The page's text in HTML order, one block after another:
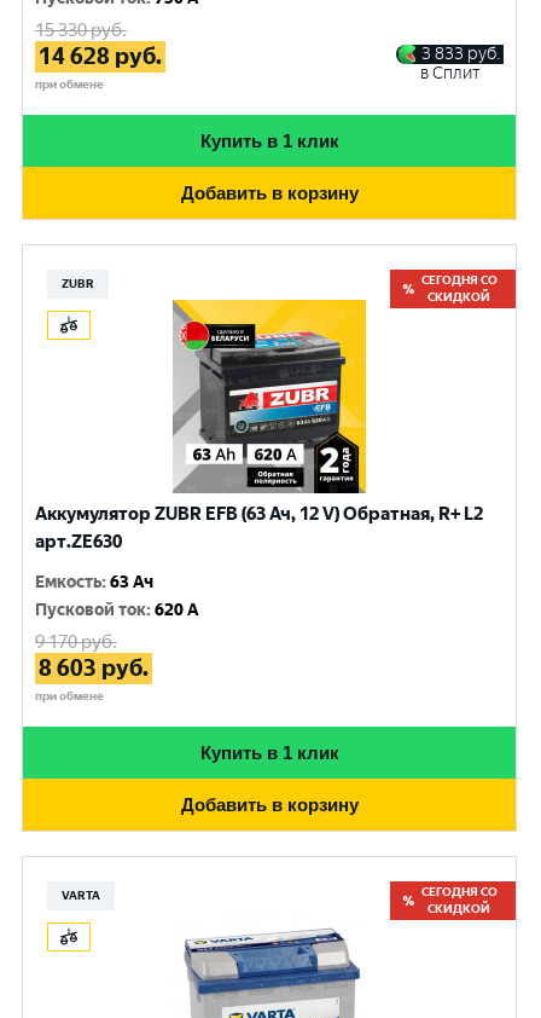
15 330руб.
14 628 руб.
при обмене
3 833 руб.
в Сплит
Купить в 1 клик
Добавить в корзину
ZUBR
СЕГОДНЯ СО
СКИДКОЙ
Аккумулятор ZUBR EFB (63 Ач, 12 V) Обратная, R+ L2
арт.ZE630
Емкость:63 Ач
Пусковой ток:620 A
9 170руб.
8 603 руб.
при обмене
Купить в 1 клик
Добавить в корзину
VARTA
СЕГОДНЯ СО
СКИДКОЙ